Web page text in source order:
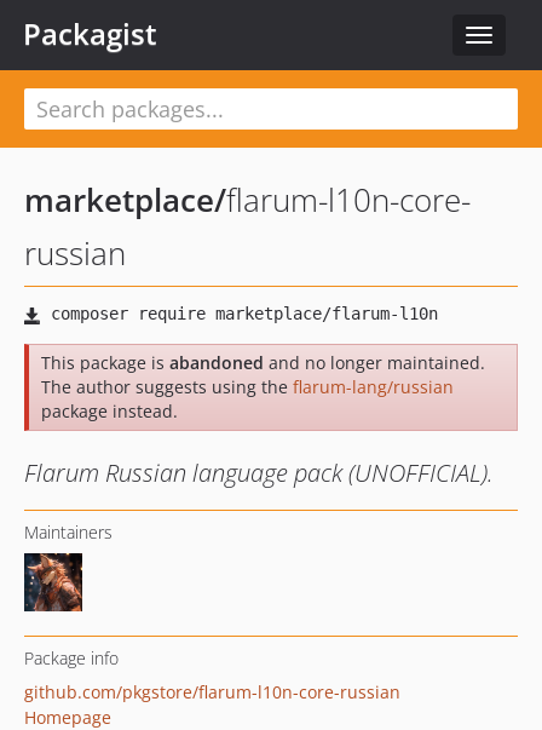
Toggle
Packagist
marketplace/flarum-l10n-core-
russian
This package is abandoned and no longer maintained.
The author suggests using the flarum-lang/russian
package instead.
Flarum Russian language pack (UNOFFICIAL).
Maintainers
Package info
github.com/pkgstore/flarum-l10n-core-russian
Homepage